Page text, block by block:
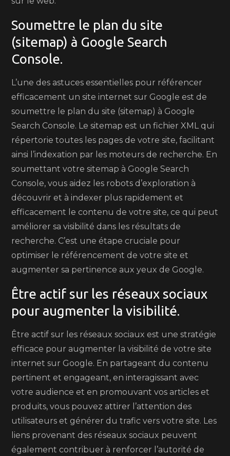
Soumettre le plan du site
(sitemap) à Google Search
Console.
L’une des astuces essentielles pour référencer
efficacement un site internet sur Google est de
soumettre le plan du site (sitemap) à Google
Search Console. Le sitemap est un fichier XML qui
répertorie toutes les pages de votre site, facilitant
ainsi l’indexation par les moteurs de recherche. En
soumettant votre sitemap à Google Search
Console, vous aidez les robots d’exploration à
découvrir et à indexer plus rapidement et
efficacement le contenu de votre site, ce qui peut
améliorer sa visibilité dans les résultats de
recherche. C’est une étape cruciale pour
optimiser le référencement de votre site et
augmenter sa pertinence aux yeux de Google.
Être actif sur les réseaux sociaux
pour augmenter la visibilité.
Être actif sur les réseaux sociaux est une stratégie
efficace pour augmenter la visibilité de votre site
internet sur Google. En partageant du contenu
pertinent et engageant, en interagissant avec
votre audience et en promouvant vos articles et
produits, vous pouvez attirer l’attention des
utilisateurs et générer du trafic vers votre site. Les
liens provenant des réseaux sociaux peuvent
également contribuer à renforcer l’autorité de